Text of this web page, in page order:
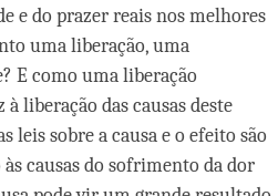
e do prazer reais nos melhores
uma liberação, uma
E como uma liberação
liberação das causas deste
leis sobre a causa e o efeito são
causas do sofrimento da dor